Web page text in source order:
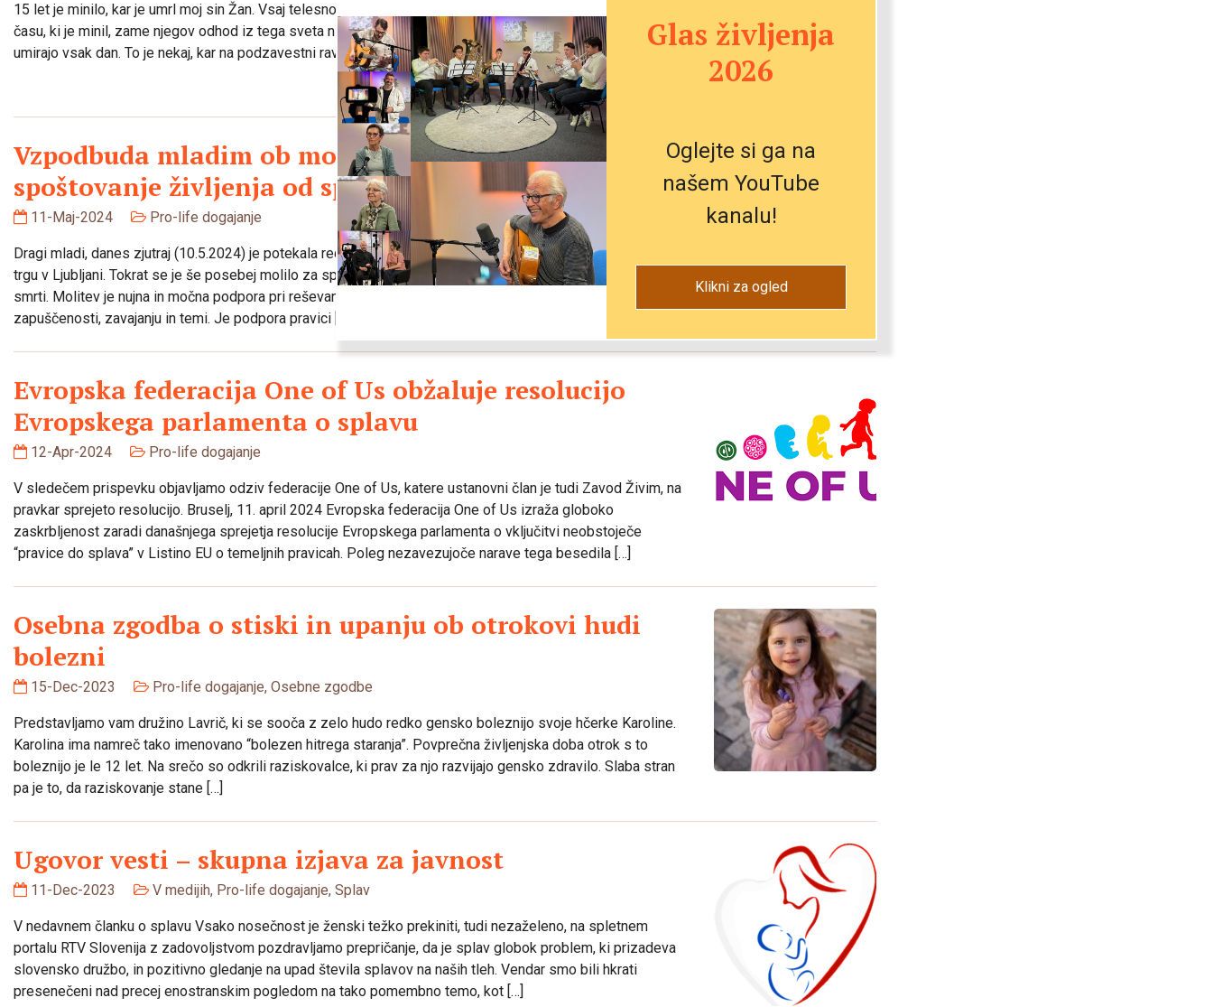
15 let je minilo, kar je umrl moj sin Žan. Vsaj telesno. Duhovno vem, da živi. A kljub temu zavedanju, kljub
času, ki je minil, zame njegov odhod iz tega sveta ni stvar preteklosti. Smrt je nekaj naravnega Vem, ljudje
umirajo vsak dan. To je nekaj, kar na podzavestni ravni verjamem, da vsak od nas […]
Vzpodbuda mladim ob molitvi rožnega venca za
spoštovanje življenja od spočetja do naravne smrti
11-Maj-2024 Pro-life dogajanje
Dragi mladi, danes zjutraj (10.5.2024) je potekala redna molitev svetega rožnega venca na Kongresnem
trgu v Ljubljani. Tokrat se je še posebej molilo za spoštovanje človeškega življenja od spočetja do naravne
smrti. Molitev je nujna in močna podpora pri reševanju življenj, reševanju pred zlom smrti, pri obupu, laži,
zapuščenosti, zavajanju in temi. Je podpora pravici […]
Evropska federacija One of Us obžaluje resolucijo
Evropskega parlamenta o splavu
12-Apr-2024 Pro-life dogajanje
V sledečem prispevku objavljamo odziv federacije One of Us, katere ustanovni član je tudi Zavod Živim, na
pravkar sprejeto resolucijo. Bruselj, 11. april 2024 Evropska federacija One of Us izraža globoko
zaskrbljenost zaradi današnjega sprejetja resolucije Evropskega parlamenta o vključitvi neobstoječe
“pravice do splava” v Listino EU o temeljnih pravicah. Poleg nezavezujoče narave tega besedila […]
Osebna zgodba o stiski in upanju ob otrokovi hudi
bolezni
15-Dec-2023 Pro-life dogajanje, Osebne zgodbe
Predstavljamo vam družino Lavrič, ki se sooča z zelo hudo redko gensko boleznijo svoje hčerke Karoline.
Karolina ima namreč tako imenovano “bolezen hitrega staranja”. Povprečna življenjska doba otrok s to
boleznijo je le 12 let. Na srečo so odkrili raziskovalce, ki prav za njo razvijajo gensko zdravilo. Slaba stran
pa je to, da raziskovanje stane […]
Ugovor vesti – skupna izjava za javnost
11-Dec-2023 V medijih, Pro-life dogajanje, Splav
V nedavnem članku o splavu Vsako nosečnost je ženski težko prekiniti, tudi nezaželeno, na spletnem
portalu RTV Slovenija z zadovoljstvom pozdravljamo prepričanje, da je splav globok problem, ki prizadeva
slovensko družbo, in pozitivno gledanje na upad števila splavov na naših tleh. Vendar smo bili hkrati
presenečeni nad precej enostranskim pogledom na tako pomembno temo, kot […]
Glas življenja
2026
Oglejte si ga na
našem YouTube
kanalu!
Klikni za ogled